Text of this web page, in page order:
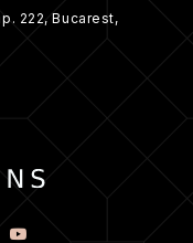
222, Bucarest,